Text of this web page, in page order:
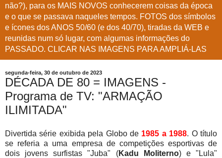
não?), para os MAIS NOVOS conhecerem coisas da época
e o que se passava naqueles tempos. FOTOS dos símbolos
e ícones dos ANOS 50/60 (e dos 40/70), tiradas da WEB e
reunidas num só lugar, com algumas informações do
PASSADO. CLICAR NAS IMAGENS PARA AMPLIÁ-LAS
segunda-feira, 30 de outubro de 2023
DÉCADA DE 80 = IMAGENS -
Programa de TV: "ARMAÇÃO
ILIMITADA"
Divertida série exibida pela Globo de 1985 a 1988. O título
se referia a uma empresa de competições esportivas de
dois jovens surfistas "Juba" (Kadu Moliterno) e "Lula"